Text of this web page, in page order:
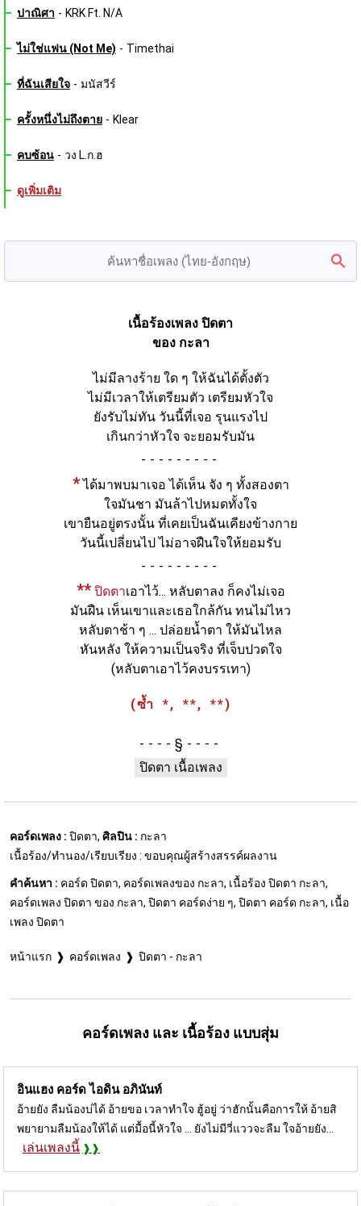
ปาณิศา - KRK Ft. N/A
ไม่ใช่แฟน (Not Me) - Timethai
ที่ฉันเสียใจ - มนัสวีร์
ครั้งหนึ่งไม่ถึงตาย - Klear
คบซ้อน - วง L.ก.ฮ
ดูเพิ่มเติม
เนื้อร้องเพลง ปิดตา
ของ กะลา
ไม่มีลางร้าย ใด ๆ ให้ฉันได้ตั้งตัว
ไม่มีเวลาให้เตรียมตัว เตรียมหัวใจ
ยังรับไม่ทัน วันนี้ที่เจอ รุนแรงไป
เกินกว่าหัวใจ จะยอมรับมัน
-
*ได้มาพบมาเจอ ได้เห็น จัง ๆ ทั้งสองตา
ใจมันชา มันล้าไปหมดทั้งใจ
เขายืนอยู่ตรงนั้น ที่เคยเป็นฉันเคียงข้างกาย
วันนี้เปลี่ยนไป ไม่อาจฝืนใจให้ยอมรับ
-
** ปิดตาเอาไว้... หลับตาลง ก็คงไม่เจอ
มันฝืน เห็นเขาและเธอใกล้กัน ทนไม่ไหว
หลับตาช้า ๆ ... ปล่อยน้ำตา ให้มันไหล
หันหลัง ให้ความเป็นจริง ที่เจ็บปวดใจ
(หลับตาเอาไว้คงบรรเทา)
(ซ้ำ *, **, **)
§
ปิดตา เนื้อเพลง
คอร์ดเพลง : ปิดตา, ศิลปิน : กะลา
เนื้อร้อง/ทำนอง/เรียบเรียง : ขอบคุณผู้สร้างสรรค์ผลงาน
คำค้นหา : คอร์ด ปิดตา, คอร์ดเพลงของ กะลา, เนื้อร้อง ปิดตา กะลา,
คอร์ดเพลง ปิดตา ของ กะลา, ปิดตา คอร์ดง่าย ๆ, ปิดตา คอร์ด กะลา, เนื้อ
เพลง ปิดตา
หน้าแรก คอร์ดเพลง ปิดตา - กะลา
คอร์ดเพลง และ เนื้อร้อง แบบสุ่ม
อินแฮง คอร์ดไอดิน อภินันท์
อ้ายยัง ลืมน้องบ่ได้ อ้ายขอ เวลาทำใจ ฮู้อยู่ ว่าฮักนั้นคือการให้ อ้ายสิ
พยายามลืมน้องให้ได้ แต่มื้อนี้หัวใจ ... ยังไม่มีวี่แววจะลืม ใจอ้ายยัง...
เล่นเพลงนี้